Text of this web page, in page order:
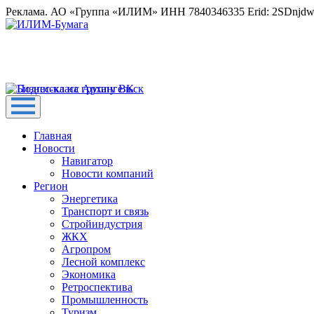
Реклама. АО «Группа «ИЛИМ» ИНН 7840346335 Erid:
Главная
Новости
Навигатор
Новости компаний
Регион
Энергетика
Транспорт и связь
Стройиндустрия
ЖКХ
Агропром
Лесной комплекс
Экономика
Ретроспектива
Промышленность